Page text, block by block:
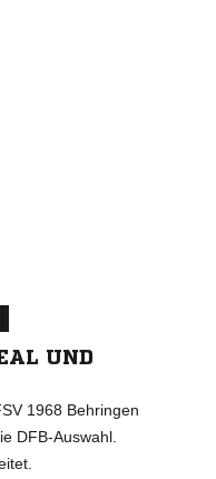
UND
1968 Behringen
DFB-Auswahl.